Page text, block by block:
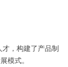
，构建了产品制
模式。